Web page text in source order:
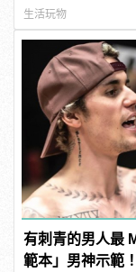
生活玩物
有刺青的男人最
範本」男神示範！